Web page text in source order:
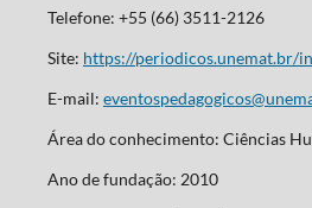
Telefone: +55 (66) 3511-2126
Site: https://periodicos.unemat.br/
E-mail:
Área do conhecimento: Ciências
Ano de fundação: 2010